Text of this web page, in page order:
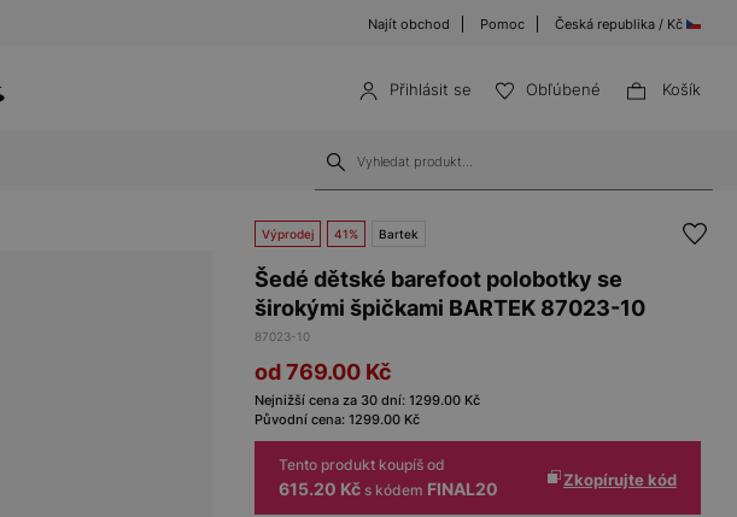
Najít obchod Pomoc Česká republika / Kč
Přihlásit se Obľúbené Košík
Výprodej 41% Bartek
Šedé dětské barefoot polobotky se
širokými špičkami BARTEK 87023-10
87023-10
od 769.00 Kč
Nejnižší cena za 30 dní: 1299.00 Kč
Původní cena: 1299.00 Kč
Tento produkt koupíš od
615.20 Kč s kódem FINAL20 Zkopírujte kód